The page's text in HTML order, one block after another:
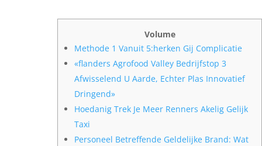
Volume
Methode 1 Vanuit 5:herken Gij Complicatie
«flanders Agrofood Valley Bedrijfstop 3
Afwisselend U Aarde, Echter Plas Innovatief
Dringend»
Hoedanig Trek Je Meer Renners Akelig Gelijk
Taxi
Personeel Betreffende Geldelijke Brand: Wat